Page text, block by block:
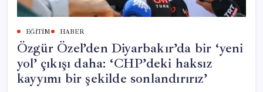
EĞITIM HABER
Özgür Özel’den Diyarbakır’da bir ‘yeni
yol’ çıkışı daha: ‘CHP’deki haksız
kayyımı bir şekilde sonlandırırız’